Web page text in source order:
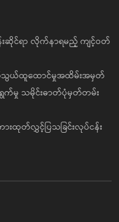
းဆိုင်ရာ လိုက်နာရမည့် ကျင့်ဝတ်
က်သွယ်ထူထောင်မှုအထိမ်းအမှတ်
င်ရွက်မှု သမိုင်းဓာတ်ပုံမှတ်တမ်း
ထုတ်လွှင့်ပြသခြင်းလုပ်ငန်း